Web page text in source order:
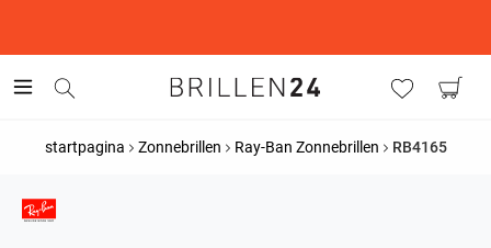
startpagina Zonnebrillen Ray-Ban Zonnebrillen RB4165